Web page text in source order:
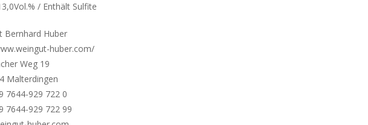
/ Enthält Sulfite
Bernhard Huber
huber.com/
Weg 19
Malterdingen
7644-929 722 0
7644-929 722 99